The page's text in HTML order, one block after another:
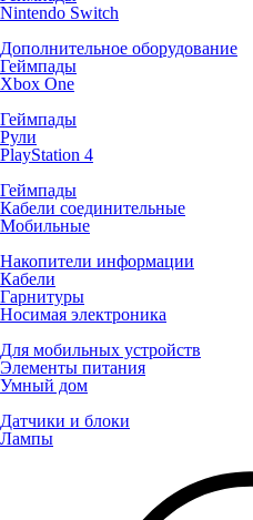
Nintendo Switch
Дополнительное оборудование
Геймпады
Xbox One
Геймпады
Рули
PlayStation 4
Геймпады
Кабели соединительные
Мобильные
Накопители информации
Кабели
Гарнитуры
Носимая электроника
Для мобильных устройств
Элементы питания
Умный дом
Датчики и блоки
Лампы